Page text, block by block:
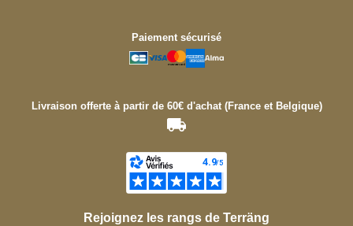
Paiement sécurisé
Livraison offerte à partir de 60€ d'achat (France et Belgique)
Rejoignez les rangs de Terräng